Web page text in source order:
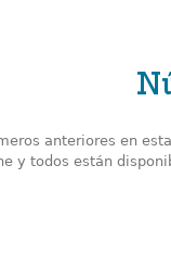
anteriores en
y todos están